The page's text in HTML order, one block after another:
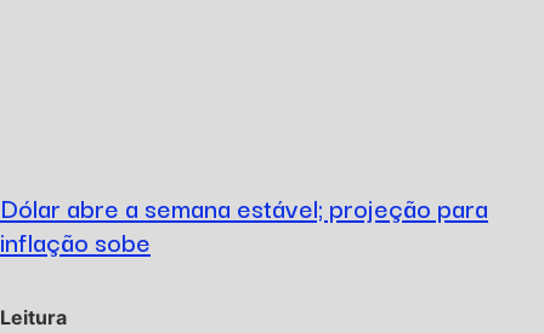
Dólar abre a semana estável; projeção para
inflação sobe
Leitura